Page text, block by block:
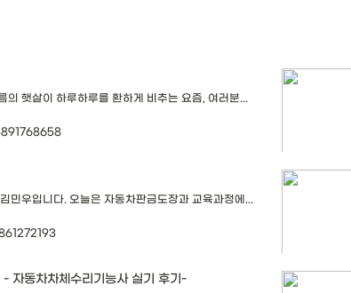
햇살이 하루하루를 환하게 비추는 요즘, 여러분...
민우입니다. 오늘은 자동차판금도장과 교육과정에...
자동차차체수리기능사 실기 후기-